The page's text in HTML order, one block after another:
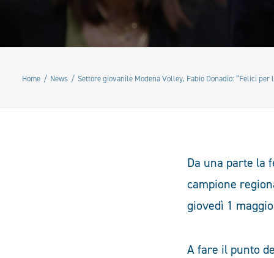
Home News Settore giovanile Modena Volley, Fabio Donadio: “Felici
Da una parte la
campione
giovedì 1
A fare il punto